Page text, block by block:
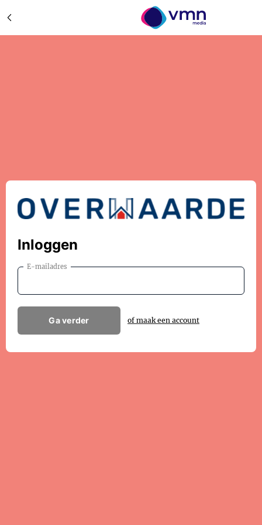
Inloggen
E-mailadres
Ga verder of maak een account